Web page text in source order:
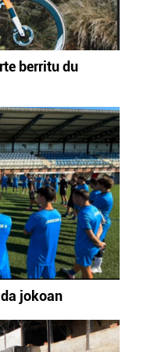
eta
teknologiaz
teknologia hori
diguzu.
berritu du
jokoan